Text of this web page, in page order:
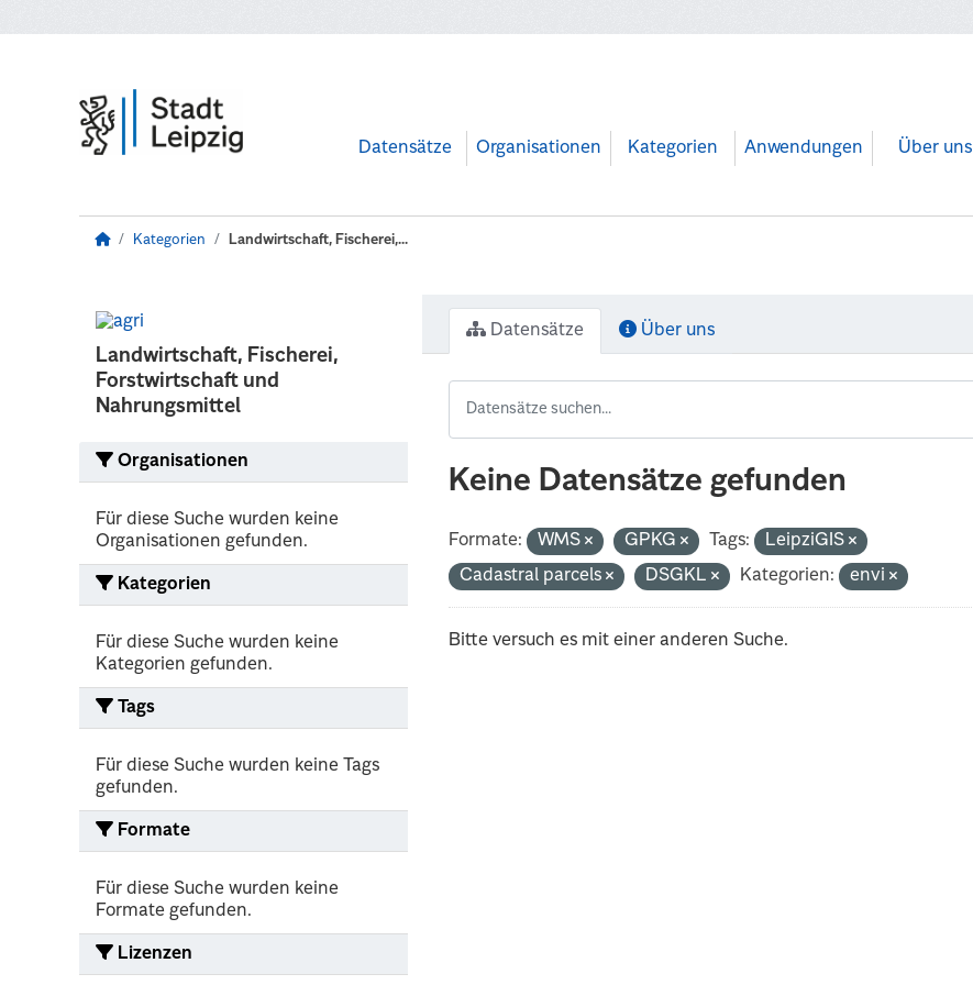
Datensätze Organisationen Kategorien Anwendungen Über uns
Kategorien Landwirtschaft, Fischerei,...
Landwirtschaft, Fischerei,
Forstwirtschaft und
Nahrungsmittel
Organisationen
Für diese Suche wurden keine
Organisationen gefunden.
Kategorien
Für diese Suche wurden keine
Kategorien gefunden.
Tags
Für diese Suche wurden keine Tags
gefunden.
Formate
Für diese Suche wurden keine
Formate gefunden.
Lizenzen
Datensätze Über uns
Keine Datensätze gefunden
Formate: WMS GPKG Tags:
LeipziGIS
Cadastral parcels
DSGKL Kategorien: envi
Bitte versuch es mit einer anderen Suche.